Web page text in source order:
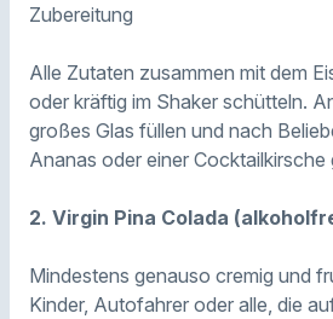
Zubereitung
Alle Zutaten zusammen mit dem
oder kräftig im Shaker schütteln.
großes Glas füllen und nach
Ananas oder einer Cocktailkirsche
2. Virgin Pina Colada
Mindestens genauso cremig und
Kinder, Autofahrer oder alle, die